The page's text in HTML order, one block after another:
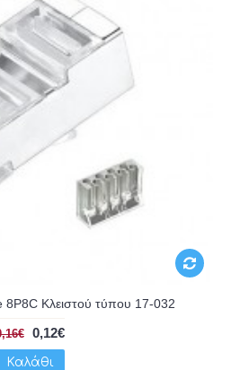
Κλειστού τύπου 17-032
0,12€
Καλάθι